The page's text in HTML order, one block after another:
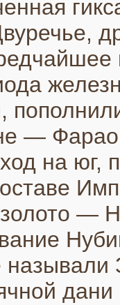
—
на юг,
—